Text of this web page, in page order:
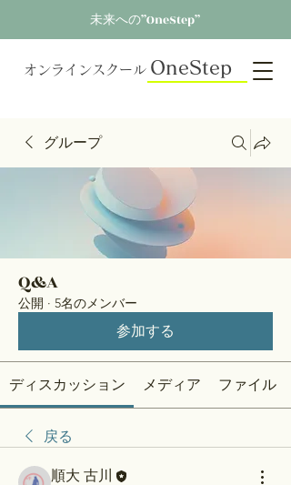
未来への”OneStep”
オンラインスクール OneStep
グループ
Q&A
公開 · 5名のメンバー
参加する
ディスカッション メディア ファイル
戻る
順大 古川